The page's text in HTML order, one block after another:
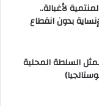
لأغبالة..
بدون انقطاع
السلطة المحلية